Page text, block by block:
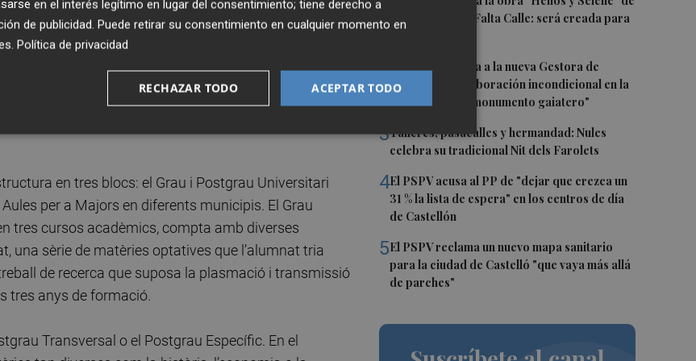
la compañía Te Falta Calle: será creada para
2Castelló traslada a la nueva Gestora de
Gaiates su "colaboración incondicional en la
promoción del monumento gaiatero"
3Talleres, pasacalles y hermandad: Nules
celebra su tradicional Nit dels Farolets
4El PSPV acusa al PP de "dejar que crezca un
31 % la lista de espera" en los centros de día
de Castellón
5El PSPV reclama un nuevo mapa sanitario
para la ciudad de Castelló "que vaya más allá
de parches"
curs és una nova oportunitat per a consolidar
privilegiat de transmissió de coneixements i de
que «l’aprenentatge de les persones adultes
d’una òptima qualitat de vida en les persones
en tres blocs: el Grau i Postgrau Universitari
per a Majors en diferents municipis. El Grau
tres cursos acadèmics, compta amb diverses
una sèrie de matèries optatives que l’alumnat tria
de recerca que suposa la plasmació i transmissió
tres anys de formació.
Transversal o el Postgrau Específic. En el
en el interés legítimo en lugar del consentimiento; tiene derecho a
de publicidad. Puede retirar su consentimiento en cualquier momento en
. Política de privacidad
ACEPTAR TODO
RECHAZAR TODO